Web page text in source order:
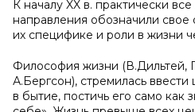
К началу XX в. практически
направления обозначили
их специфике и роли в жизни
Философия жизни (В.Дильтей,
А.Бергсон), стремилась
в бытие, постичь его само как